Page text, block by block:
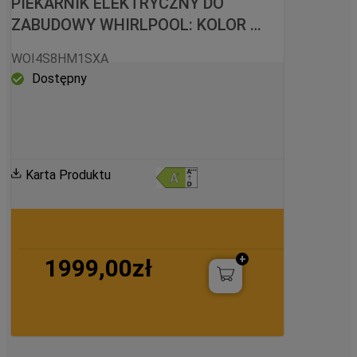
ZABUDOWY WHIRLPOOL: KOLOR
WOI4S8HM1SXA
WOI4S8HM1SXA
Dostępny
Karta Produktu
1999,00zł